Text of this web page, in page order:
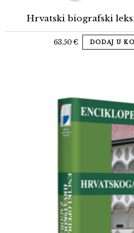
Hrvatski biografski
63.50 € DODAJ U